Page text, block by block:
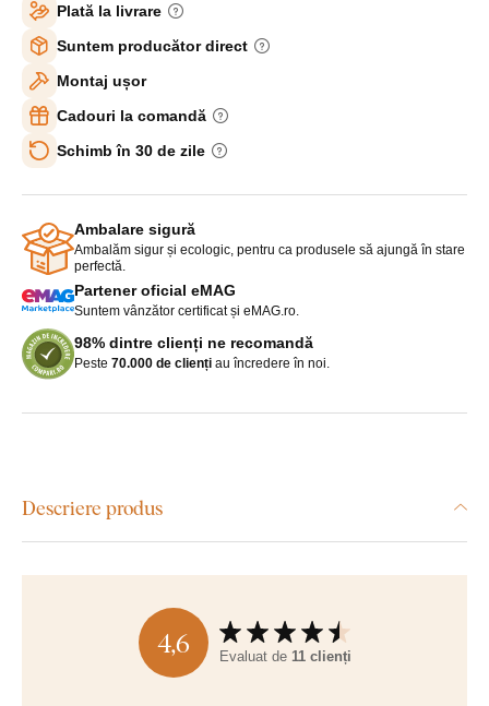
Plată la livrare
Suntem producător direct
Montaj ușor
Cadouri la comandă
Schimb în 30 de zile
Ambalare sigură
Ambalăm sigur și ecologic, pentru ca produsele să ajungă în stare
perfectă.
Partener oficial eMAG
Suntem vânzător certificat și eMAG.ro.
98% dintre clienți ne recomandă
Peste 70.000 de clienți au încredere în noi.
Descriere produs
4,6 Evaluat de 11 clienți